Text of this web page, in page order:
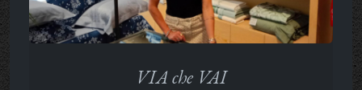
VIA che VAI